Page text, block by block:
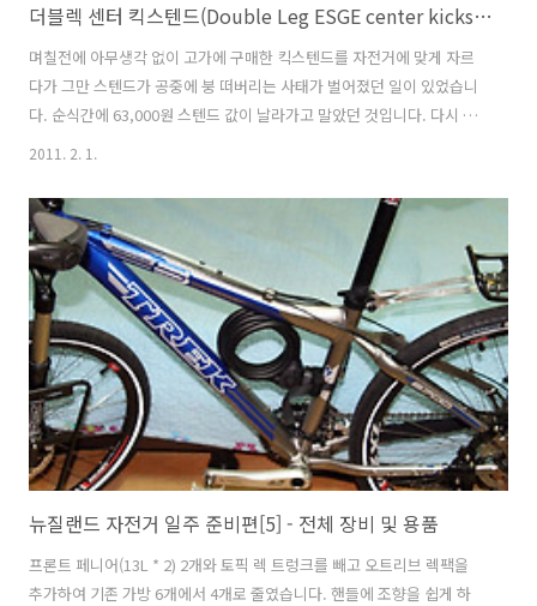
더블렉 센터 킥스텐드(Double Leg ESGE center kickstand)
며칠전에 아무생각 없이 고가에 구매한 킥스텐드를 자전거에 맞게 자르
다가 그만 스텐드가 공중에 붕 떠버리는 사태가 벌어졌던 일이 있었습니
다. 순식간에 63,000원 스텐드 값이 날라가고 말았던 것입니다. 다시 사
야되나 말아야 되나 며칠동안 고민하다가 결국 지르고 말았습니다. 택배
인 주문 및 입금을 하고 퇴근후 시티바이크 오프라인 매장에 직접 찾아간
다고 미리 전화를 해두었습니다. 집에 와서 실패작이 되버린 스텐드와 새
로 사온 두 놈을 놓고 보니... 맴(?)이 참 그랬습니다. 자르기전.... 이번엔
정확히 자르기 위해 줄자로 지면과 바퀴사이의 높이를 확인하였습니다.
약 13.5 ~ 14Cm... 정도 나옵니다. 쇼핑몰의 상품 설명에 10Cm정..
2011. 2. 1.
뉴질랜드 자전거 일주 준비편[5] - 전체 장비 및 용품
프론트 페니어(13L * 2) 2개와 토픽 렉 트렁크를 빼고 오트리브 렉팩을
추가하여 기존 가방 6개에서 4개로 줄였습니다. 핸들에 조향을 쉽게 하